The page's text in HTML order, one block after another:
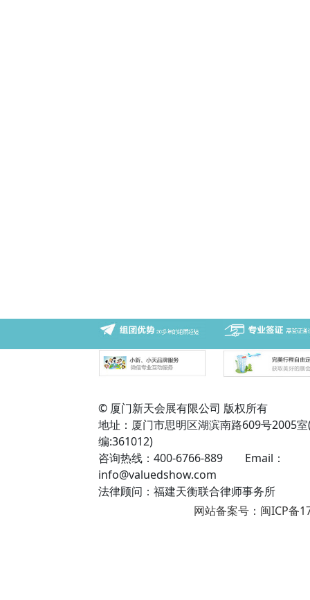
© 厦门新天会展有限公司 版权所有
地址：厦门市思明区湖滨南路609号2005
编:361012)
咨询热线：400-6766-889 Email：
info@valuedshow.com
法律顾问：福建天衡联合律师事务所
网站备案号：闽ICP备